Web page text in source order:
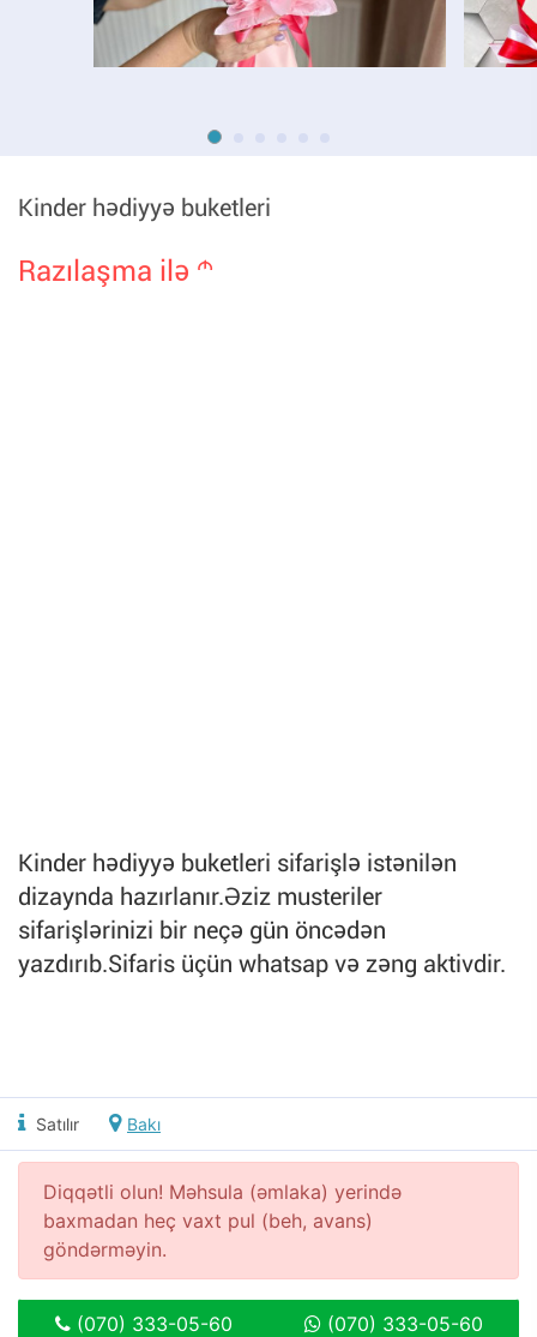
Kinder hədiyyə buketleri
Razılaşma ilə m
Kinder hədiyyə buketleri sifarişlə istənilən
dizaynda hazırlanır.Əziz musteriler
sifarişlərinizi bir neçə gün öncədən
yazdırıb.Sifaris üçün whatsap və zəng aktivdir.
Satılır Bakı
Diqqətli olun! Məhsula (əmlaka) yerində
baxmadan heç vaxt pul (beh, avans)
göndərməyin.
(070) 333-05-60
(070) 333-05-60